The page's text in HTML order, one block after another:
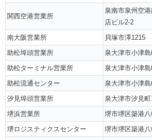
関西空港営業所
泉南市泉州空
店ビル2-2
南大阪営業所
貝塚市澤1215
助松埠頭営業所
泉大津市小津
助松ターミナル営業所
泉大津市小津
助松流通センター
泉大津市小津
汐見埠頭営業所
泉大津市汐見
堺浜営業所
堺市堺区築港
堺ロジスティクスセンター
堺市堺区築港